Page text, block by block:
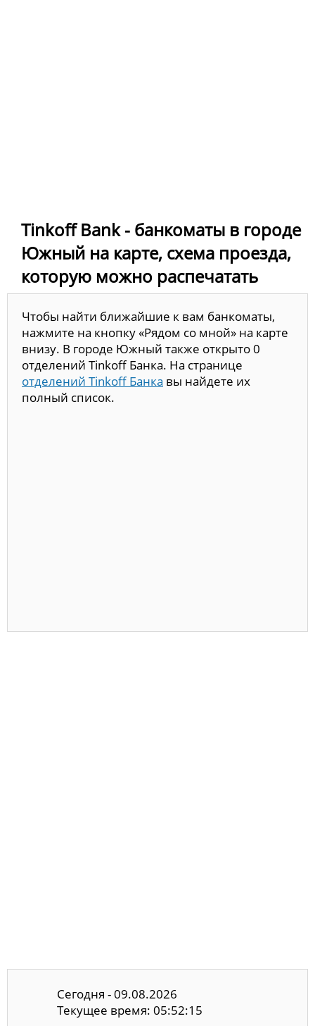
Tinkoff Bank - банкоматы в городе
Южный на карте, схема проезда,
которую можно распечатать
Чтобы найти ближайшие к вам банкоматы,
нажмите на кнопку «Рядом со мной» на карте
внизу. В городе Южный также открыто 0
отделений Tinkoff Банка. На странице
отделений Tinkoff Банка вы найдете их
полный список.
Сегодня - 09.08.2026
Текущее время: 05:52:16